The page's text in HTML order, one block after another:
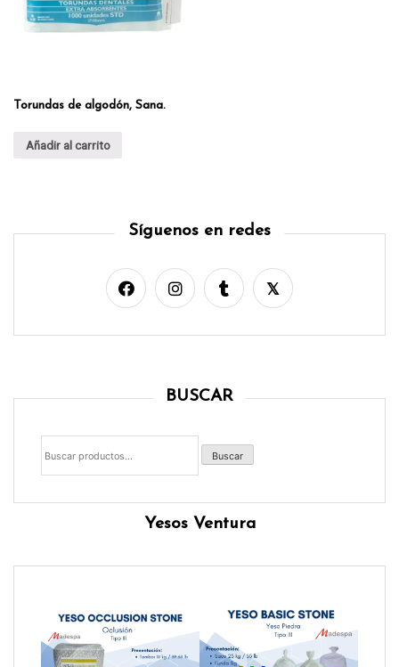
Torundas de algodón, Sana.
Añadir al carrito
Síguenos en redes
BUSCAR
Buscar
por:
Buscar
Yesos Ventura